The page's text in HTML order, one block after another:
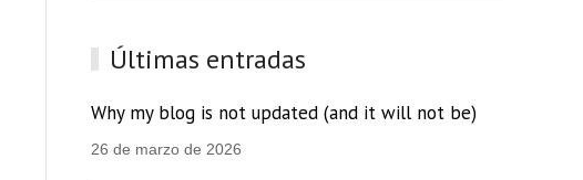
Últimas entradas
Why my blog is not updated (and it will not be)
26 de marzo de 2026